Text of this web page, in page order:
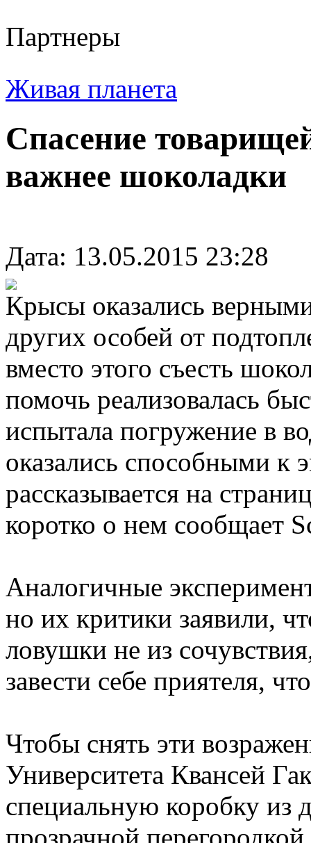
Партнеры
Живая планета
Спасение
важнее шоколадки
Дата: 13.05.2015 23:28
Крысы оказались
других особей от
вместо этого съесть
помочь реализовалась
испытала погружение в
оказались способными к
рассказывается на
коротко о нем сообщает
Аналогичные
но их критики заявили,
ловушки не из
завести себе приятеля,
Чтобы снять эти
Университета Квансей
специальную коробку из